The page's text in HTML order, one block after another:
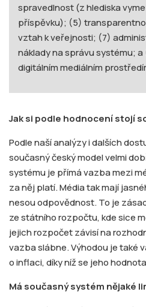
spravedlnost (z hlediska
příspěvku); (5)
vztah k veřejnosti; (7)
náklady na správu systému;
digitálním mediálním
Jak si podle hodnocení stojí
Podle naší analýzy i dalších
současný český model velmi
systému je přímá vazba mezi
za něj platí. Média tak mají
nesou odpovědnost. To je
ze státního rozpočtu, kde sice
jejich rozpočet závisí na
vazba slábne. Výhodou je také
o inflaci, díky níž se jeho
Má současný systém nějaké